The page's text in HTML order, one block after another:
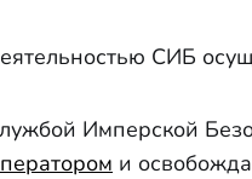
СИБ
Имперской
и